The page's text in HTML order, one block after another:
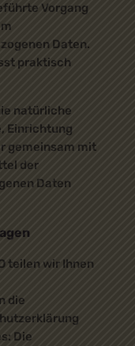
Vorgang
Daten.
praktisch
natürliche
Einrichtung
gemeinsam mit
der
Daten
teilen wir Ihnen
die
Die